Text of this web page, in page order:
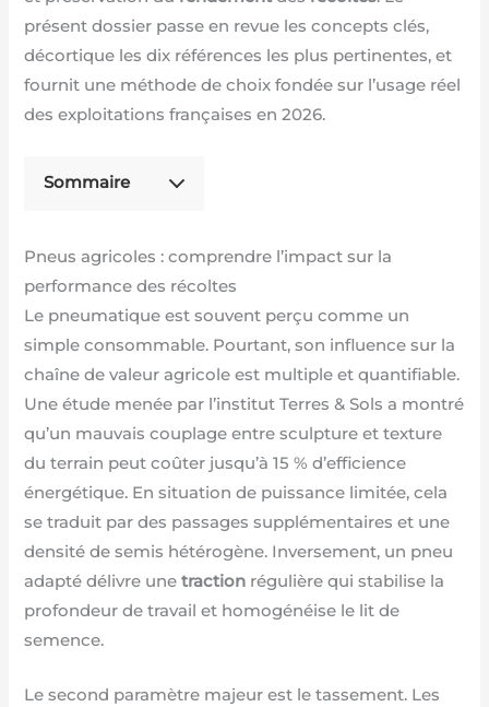
présent dossier passe en revue les concepts clés,
décortique les dix références les plus pertinentes, et
fournit une méthode de choix fondée sur l’usage réel
des exploitations françaises en 2026.
Sommaire
Pneus agricoles : comprendre l’impact sur la
performance des récoltes
Le pneumatique est souvent perçu comme un
simple consommable. Pourtant, son influence sur la
chaîne de valeur agricole est multiple et quantifiable.
Une étude menée par l’institut Terres & Sols a montré
qu’un mauvais couplage entre sculpture et texture
du terrain peut coûter jusqu’à 15 % d’efficience
énergétique. En situation de puissance limitée, cela
se traduit par des passages supplémentaires et une
densité de semis hétérogène. Inversement, un pneu
adapté délivre unetraction régulière qui stabilise la
profondeur de travail et homogénéise le lit de
semence.
Le second paramètre majeur est le tassement. Les